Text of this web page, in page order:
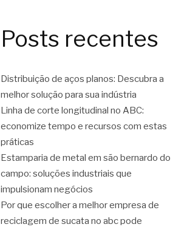
Posts recentes
Distribuição de aços planos: Descubra a
melhor solução para sua indústria
Linha de corte longitudinal no ABC:
economize tempo e recursos com estas
práticas
Estamparia de metal em são bernardo do
campo: soluções industriais que
impulsionam negócios
Por que escolher a melhor empresa de
reciclagem de sucata no abc pode